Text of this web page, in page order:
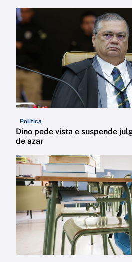
Política
Dino pede vista e suspende
de azar